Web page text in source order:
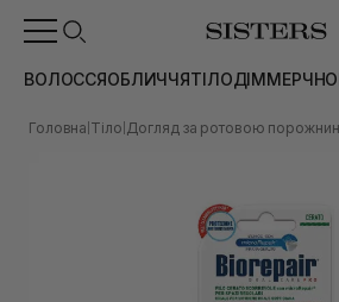
ВОЛОССЯОБЛИЧЧЯТІЛОДІММЕРЧ
Головна Тіло Догляд за ротовою